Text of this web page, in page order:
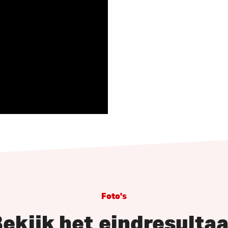
Foto's
het